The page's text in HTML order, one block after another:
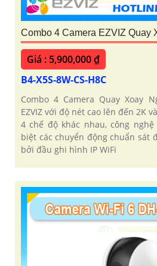
Combo 4 Camera EZVIZ Quay
Giá : 5,900,000 ₫
B4-X5S-8W-CS-H8C
Combo 4 Camera Quay Xoay
EZVIZ với độ nét cao lên đến 2K
4 chế độ khác nhau, công
biệt các chuyển động chuẩn sát
bởi đầu ghi hình IP WiFi